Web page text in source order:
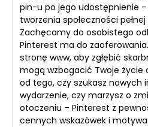
pin-u po jego udostępnienie
tworzenia społeczności
Zachęcamy do osobistego
Pinterest ma do
stronę www, aby zgłębić
mogą wzbogacić Twoje życie
od tego, czy szukasz nowych
wydarzenie, czy marzysz o
otoczeniu – Pinterest z
cennych wskazówek i